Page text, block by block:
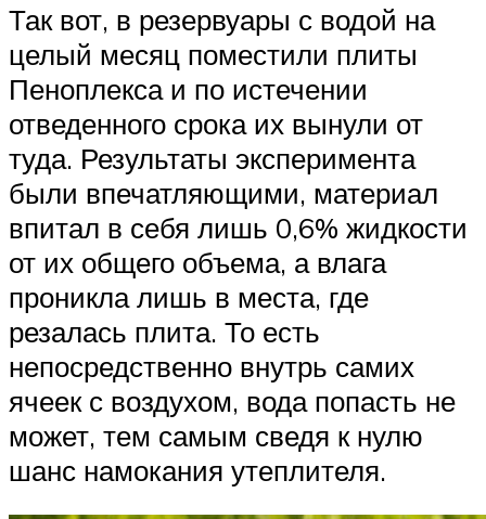
Так вот, в резервуары с водой на
целый месяц поместили плиты
Пеноплекса и по истечении
отведенного срока их вынули от
туда. Результаты эксперимента
были впечатляющими, материал
впитал в себя лишь 0,6% жидкости
от их общего объема, а влага
проникла лишь в места, где
резалась плита. То есть
непосредственно внутрь самих
ячеек с воздухом, вода попасть не
может, тем самым сведя к нулю
шанс намокания утеплителя.